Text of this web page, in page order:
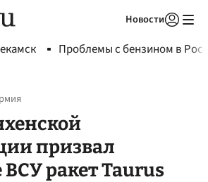
Новости
Проблемы с бензином в
призвал
ВСУ ракет Taurus